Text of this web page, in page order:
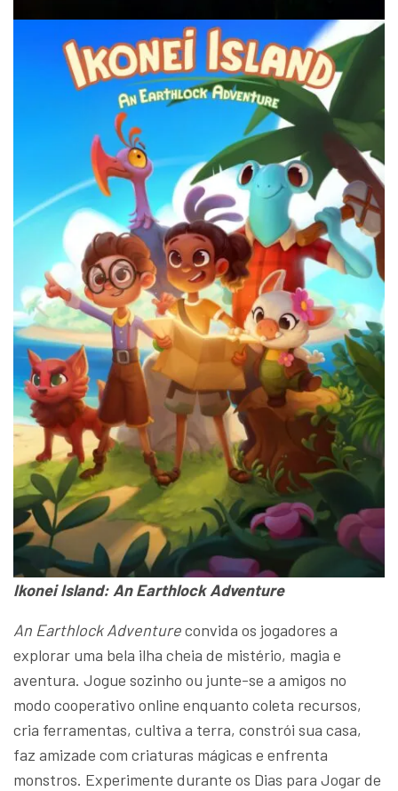
Ikonei Island: An Earthlock Adventure
An Earthlock Adventureconvida os jogadores a
explorar uma bela ilha cheia de mistério, magia e
aventura. Jogue sozinho ou junte-se a amigos no
modo cooperativo online enquanto coleta recursos,
cria ferramentas, cultiva a terra, constrói sua casa,
faz amizade com criaturas mágicas e enfrenta
monstros. Experimente durante os Dias para Jogar de